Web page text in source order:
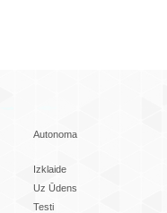
Autonoma
Izklaide
Uz Ūdens
Testi